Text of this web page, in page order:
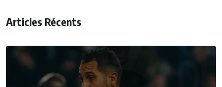
Articles Récents